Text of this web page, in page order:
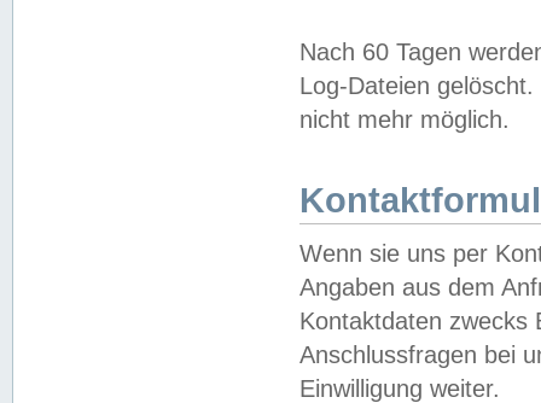
Nach 60 Tagen
Log-Dateien
nicht mehr möglich.
Wenn sie uns per
Angaben aus dem
Kontaktdaten zwecks
Anschlussfragen bei
Einwilligung weiter.